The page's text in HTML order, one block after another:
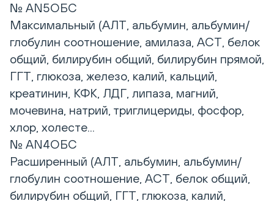
№ AN5ОБС
Максимальный (АЛТ, альбумин, альбумин/
глобулин соотношение, амилаза, АСТ, белок
общий, билирубин общий, билирубин прямой,
ГГТ, глюкоза, железо, калий, кальций,
креатинин, КФК, ЛДГ, липаза, магний,
мочевина, натрий, триглицериды, фосфор,
хлор, холесте...
№ AN4ОБС
Расширенный (АЛТ, альбумин, альбумин/
глобулин соотношение, АСТ, белок общий,
билирубин общий, ГГТ, глюкоза, калий,